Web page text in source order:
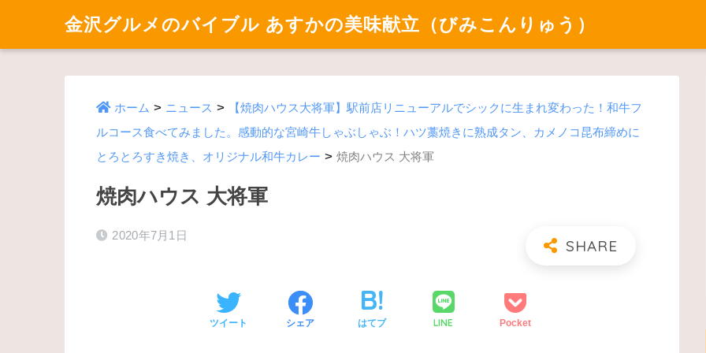
金沢グルメのバイブル あすかの美味献立（びみこんりゅう）
ホーム > ニュース >
【焼肉ハウス大将軍】駅前店リニューアルでシックに生まれ変わった！和牛フ
ルコース食べてみました。感動的な宮崎牛しゃぶしゃぶ！ハツ藁焼きに熟成タン、カメノコ昆布締めに
とろとろすき焼き、オリジナル和牛カレー > 焼肉ハウス 大将軍
焼肉ハウス 大将軍
2020年7月1日
ツイート シェア はてブ LINE Pocket